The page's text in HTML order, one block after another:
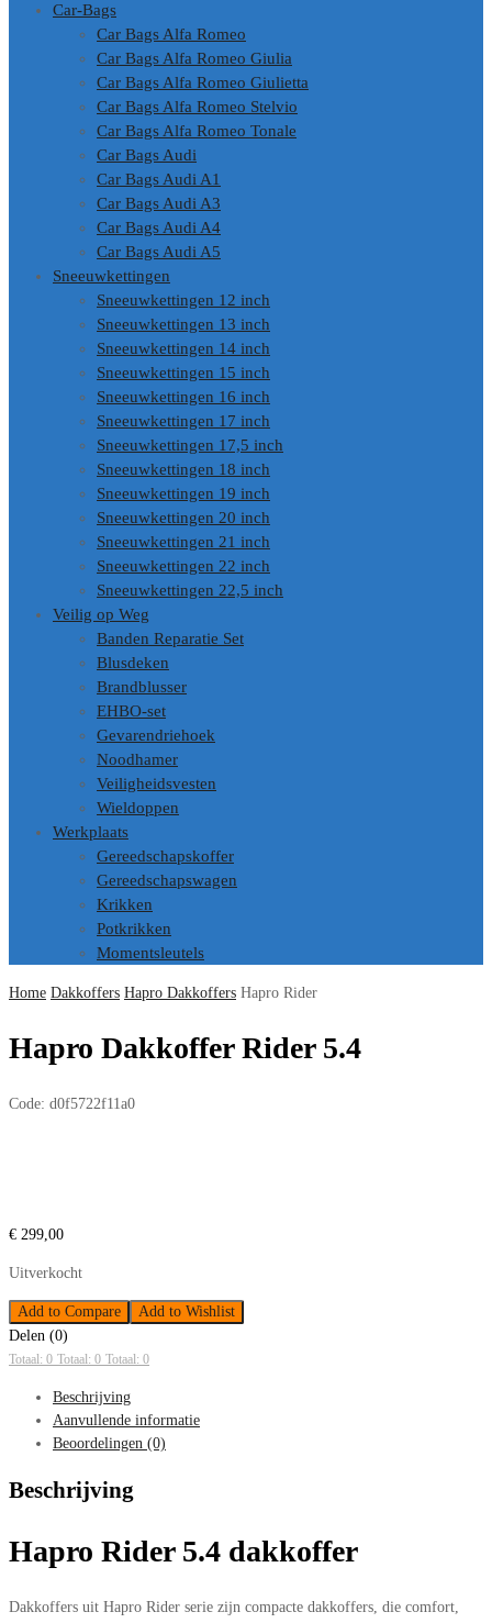
Car-Bags
Car Bags Alfa Romeo
Car Bags Alfa Romeo Giulia
Car Bags Alfa Romeo Giulietta
Car Bags Alfa Romeo Stelvio
Car Bags Alfa Romeo Tonale
Car Bags Audi
Car Bags Audi A1
Car Bags Audi A3
Car Bags Audi A4
Car Bags Audi A5
Sneeuwkettingen
Sneeuwkettingen 12 inch
Sneeuwkettingen 13 inch
Sneeuwkettingen 14 inch
Sneeuwkettingen 15 inch
Sneeuwkettingen 16 inch
Sneeuwkettingen 17 inch
Sneeuwkettingen 17,5 inch
Sneeuwkettingen 18 inch
Sneeuwkettingen 19 inch
Sneeuwkettingen 20 inch
Sneeuwkettingen 21 inch
Sneeuwkettingen 22 inch
Sneeuwkettingen 22,5 inch
Veilig op Weg
Banden Reparatie Set
Blusdeken
Brandblusser
EHBO-set
Gevarendriehoek
Noodhamer
Veiligheidsvesten
Wieldoppen
Werkplaats
Gereedschapskoffer
Gereedschapswagen
Krikken
Potkrikken
Momentsleutels
Home Dakkoffers Hapro Dakkoffers Hapro Rider
Hapro Dakkoffer Rider 5.4
Code: d0f5722f11a0
€ 299,00
Uitverkocht
Add to Compare
Add to Wishlist
Delen (0)
Totaal: 0 Totaal: 0 Totaal: 0
Beschrijving
Aanvullende informatie
Beoordelingen (0)
Beschrijving
Hapro Rider 5.4 dakkoffer
Dakkoffers uit Hapro Rider serie zijn compacte dakkoffers, die comfort,